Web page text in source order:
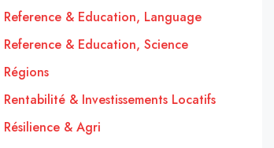
Reference & Education, Language
Reference & Education, Science
Régions
Rentabilité & Investissements Locatifs
Résilience & Agri